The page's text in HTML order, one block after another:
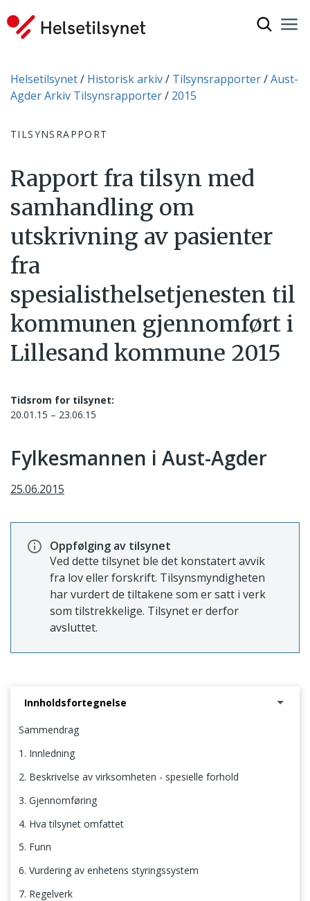
Du er her:
Helsetilsynet Historisk arkiv Tilsynsrapporter
Aust-
Agder Arkiv Tilsynsrapporter
2015
TILSYNSRAPPORT
Rapport fra tilsyn med
samhandling om
utskrivning av pasienter
fra
spesialisthelsetjenesten til
kommunen gjennomført i
Lillesand kommune 2015
Tidsrom for tilsynet:
20.01.15 – 23.06.15
Fylkesmannen i Aust-Agder
25.06.2015
Oppfølging av tilsynet
Ved dette tilsynet ble det konstatert avvik
fra lov eller forskrift. Tilsynsmyndigheten
har vurdert de tiltakene som er satt i verk
som tilstrekkelige. Tilsynet er derfor
avsluttet.
Innholdsfortegnelse
Sammendrag
1. Innledning
2. Beskrivelse av virksomheten - spesielle forhold
3. Gjennomføring
4. Hva tilsynet omfattet
5. Funn
6. Vurdering av enhetens styringssystem
7. Regelverk